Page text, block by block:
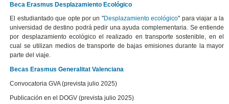
Beca Erasmus Desplazamiento Ecológico
El estudiantado que opte por un "Desplazamiento ecológico" para viajar a la
universidad de destino podrá pedir una ayuda complementaria. Se entiende
por desplazamiento ecológico el realizado en transporte sostenible, en el
cual se utilizan medios de transporte de bajas emisiones durante la mayor
parte del viaje.
Becas Erasmus Generalitat Valenciana
Convocatoria GVA (prevista julio 2025)
Publicación en el DOGV (prevista julio 2025)